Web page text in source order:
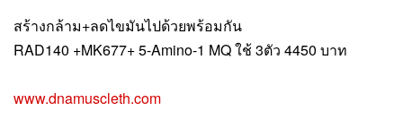
สร้างกล้าม+ลดไขมันไปด้วยพร้อมกัน
RAD140 +MK677+ 5-Amino-1 MQ ใช้ 3ตัว 4450 บาท
www.dnamuscleth.com